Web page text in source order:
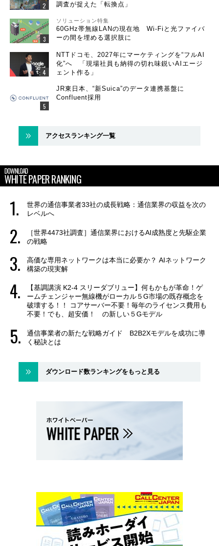
調査が捉えた「転換点」
ソリューション特集
60GHz帯無線LANの現在地 Wi-Fiと光ファイバ
ーの間を埋める選択肢に
NTTドコモ、2027年にマーケティングを“フルAI
化”へ 「現場社員も納得の切れ味鋭いAIエージ
ェント作る」
JR東日本、“新Suica”のデータ連携基盤に
Confluent採用
アクセスランキング一覧
DOWNLOAD
WHITE PAPER RANKING
世界の通信事業者33社の成長戦略：通信業界の収益を次の
レベルへ
［世界4473社調査］通信業界におけるAI成熟度と先駆企業
の戦略
高価な専用ネットワークは本当に必要か？ AIネットワーク
構築の現実解
【基調講演 K2-4 スリーダブリュー】何もかもが革命！ゲ
ームチェンジャー無線機がローカル５G市場の既存概念を
破壊する！！ コアサーバー不要！毎年のライセンス費用も
不要！でも、超安価！ の新しい５Gモデル
通信事業者の新たな戦略ガイド B2B2Xモデルを成功に導
く秘訣とは
ダウンロード数ランキングをもっと見る